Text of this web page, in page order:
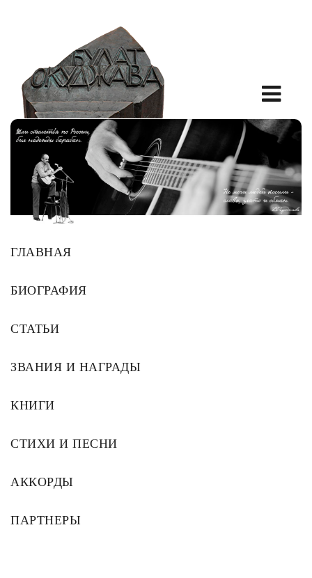
ГЛАВНАЯ
БИОГРАФИЯ
СТАТЬИ
ЗВАНИЯ И НАГРАДЫ
КНИГИ
СТИХИ И ПЕСНИ
АККОРДЫ
ПАРТНЕРЫ